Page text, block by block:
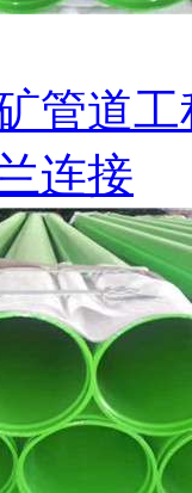
管道工
连接